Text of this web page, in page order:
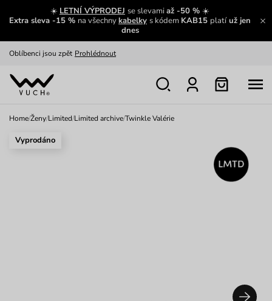
☀️ LETNÍ VÝPRODEJ se slevamiaž -50 % ☀️
Extra sleva -15 % na všechnykabelky s kódem KAB15 platíuž jen
dnes
Zajímavosti ze světa Vuch:
Oblíbenci jsou zpět Prohlédnout
Nech se inspirovat
Home/Ženy/Limited/Limited archive/Twinkle Valérie
Vyprodáno